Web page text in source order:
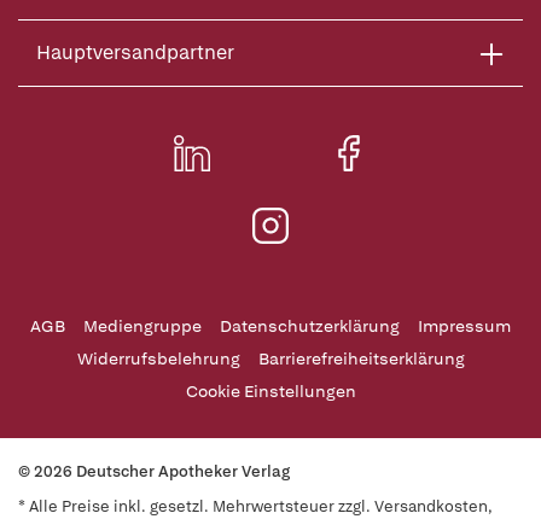
Hauptversandpartner
AGB Mediengruppe Datenschutzerklärung
Impressum
Widerrufsbelehrung
Barrierefreiheitserklärung
Cookie Einstellungen
© 2026 Deutscher Apotheker Verlag
* Alle Preise inkl. gesetzl. Mehrwertsteuer zzgl. Versandkosten,